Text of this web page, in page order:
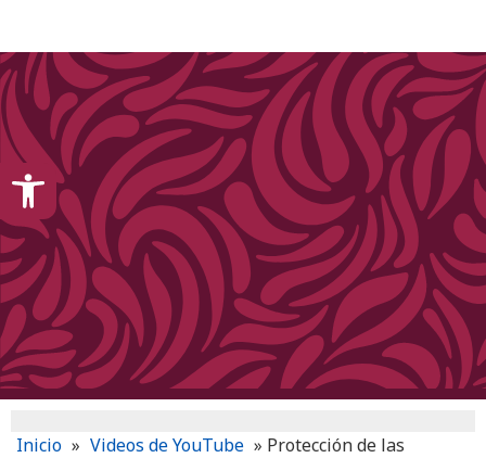
Inicio » Videos de YouTube » Protección de las
Open toolbar